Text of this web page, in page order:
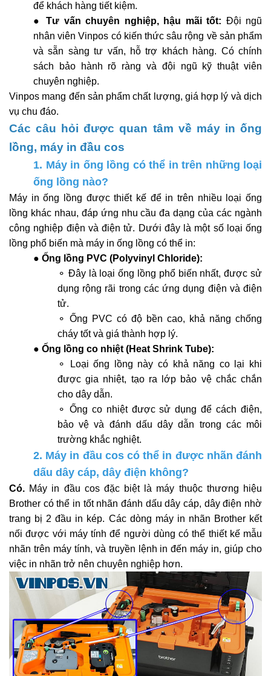
để khách hàng tiết kiệm.
● Tư vấn chuyên nghiệp, hậu mãi tốt: Đội ngũ
nhân viên Vinpos có kiến thức sâu rộng về sản phẩm
và sẵn sàng tư vấn, hỗ trợ khách hàng. Có chính
sách bảo hành rõ ràng và đội ngũ kỹ thuật viên
chuyên nghiệp.
Vinpos mang đến sản phẩm chất lượng, giá hợp lý và dịch
vụ chu đáo.
Các câu hỏi được quan tâm về máy in ống
lồng, máy in đầu cos
1. Máy in ống lồng có thể in trên những loại
ống lồng nào?
Máy in ống lồng được thiết kế để in trên nhiều loại ống
lồng khác nhau, đáp ứng nhu cầu đa dạng của các ngành
công nghiệp điện và điện tử. Dưới đây là một số loại ống
lồng phổ biến mà máy in ống lồng có thể in:
● Ống lồng PVC (Polyvinyl Chloride):
⚬ Đây là loại ống lồng phổ biến nhất, được sử
dụng rộng rãi trong các ứng dụng điện và điện
tử.
⚬ Ống PVC có độ bền cao, khả năng chống
cháy tốt và giá thành hợp lý.
● Ống lồng co nhiệt (Heat Shrink Tube):
⚬ Loại ống lồng này có khả năng co lại khi
được gia nhiệt, tạo ra lớp bảo vệ chắc chắn
cho dây dẫn.
⚬ Ống co nhiệt được sử dụng để cách điện,
bảo vệ và đánh dấu dây dẫn trong các môi
trường khắc nghiệt.
2. Máy in đầu cos có thể in được nhãn đánh
dấu dây cáp, dây điện không?
Có. Máy in đầu cos đặc biệt là máy thuộc thương hiệu
Brother có thể in tốt nhãn đánh dấu dây cáp, dây điện nhờ
trang bị 2 đầu in kép. Các dòng máy in nhãn Brother kết
nối được với máy tính để người dùng có thể thiết kế mẫu
nhãn trên máy tính, và truyền lệnh in đến máy in, giúp cho
việc in nhãn trở nên chuyên nghiệp hơn.